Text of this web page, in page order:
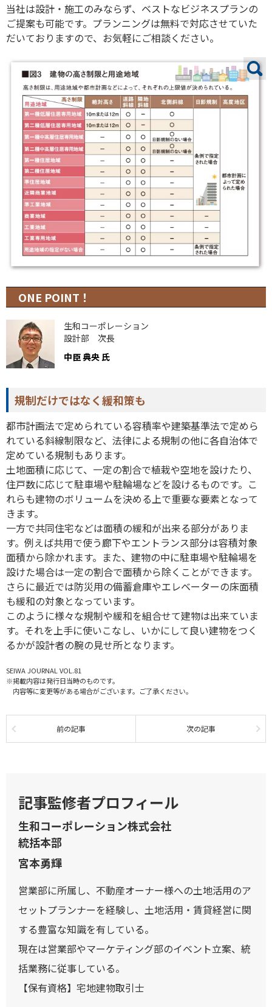
当社は設計・施工のみならず、ベストなビジネスプランの
ご提案も可能です。プランニングは無料で対応させていた
だいておりますので、お気軽にご相談ください。
ONE POINT！
生和コーポレーション
設計部 次長
中臣 典央 氏
規制だけではなく緩和策も
都市計画法で定められている容積率や建築基準法で定めら
れている斜線制限など、法律による規制の他に各自治体で
定めている規制もあります。
土地面積に応じて、一定の割合で植栽や空地を設けたり、
住戸数に応じて駐車場や駐輪場などを設けるものです。こ
れらも建物のボリュームを決める上で重要な要素となって
きます。
一方で共同住宅などは面積の緩和が出来る部分がありま
す。例えば共用で使う廊下やエントランス部分は容積対象
面積から除かれます。また、建物の中に駐車場や駐輪場を
設けた場合は一定の割合で面積から除くことができます。
さらに最近では防災用の備蓄倉庫やエレベーターの床面積
も緩和の対象となっています。
このように様々な規制や緩和を組合せて建物は出来ていま
す。それを上手に使いこなし、いかにして良い建物をつく
るかが設計者の腕の見せ所となります。
SEIWA JOURNAL VOL.81
※掲載内容は発行日当時のものです。
内容等に変更等がある場合がございます。ご了承ください。
前の記事 次の記事
記事監修者プロフィール
生和コーポレーション株式会社
統括本部
宮本勇輝
営業部に所属し、不動産オーナー様への土地活用のア
セットプランナーを経験し、土地活用・賃貸経営に関
する豊富な知識を有している。
現在は営業部やマーケティング部のイベント立案、統
括業務に従事している。
【保有資格】宅地建物取引士